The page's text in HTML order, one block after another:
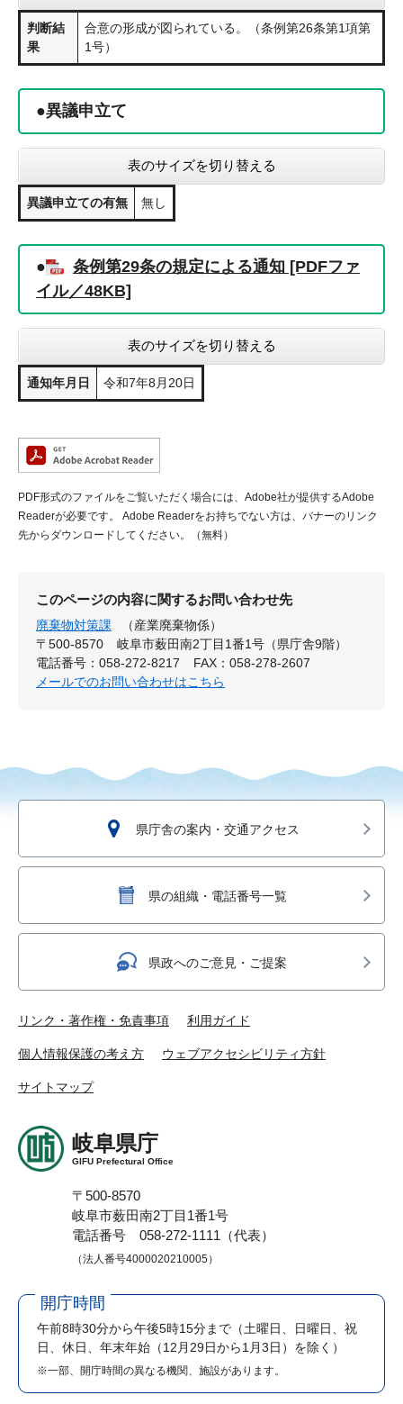
判断結
果
合意の形成が図られている。（条例第26条第1項第
1号）
●異議申立て
表のサイズを切り替える
異議申立ての有無 無し
●
条例第29条の規定による通知 [PDFファ
イル／48KB]
表のサイズを切り替える
通知年月日 令和7年8月20日
PDF形式のファイルをご覧いただく場合には、Adobe社が提供するAdobe
Readerが必要です。
Adobe Readerをお持ちでない方は、バナーのリンク
先からダウンロードしてください。（無料）
このページの内容に関するお問い合わせ先
廃棄物対策課
（産業廃棄物係）
〒500-8570
岐阜市薮田南2丁目1番1号（県庁舎9階）
電話番号：058-272-8217
FAX：058-278-2607
メールでのお問い合わせはこちら
県庁舎の案内・交通アクセス
県の組織・電話番号一覧
県政へのご意見・ご提案
リンク・著作権・免責事項 利用ガイド
個人情報保護の考え方 ウェブアクセシビリティ方針
サイトマップ
岐阜県庁
GIFU Prefectural Office
〒500-8570
岐阜市薮田南2丁目1番1号
電話番号 058-272-1111（代表）
（法人番号4000020210005）
開庁時間
午前8時30分から午後5時15分まで （土曜日、日曜日、祝
日、休日、年末年始（12月29日から1月3日）を除く）
※一部、開庁時間の異なる機関、施設があります。